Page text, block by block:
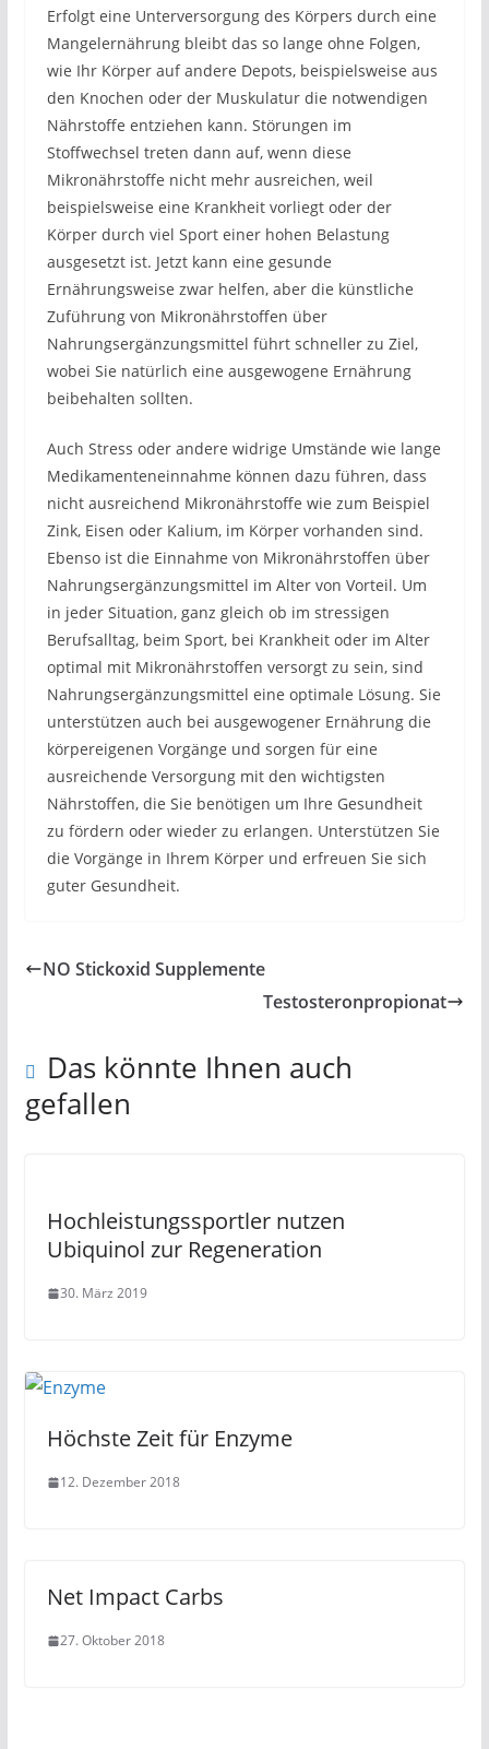
Erfolgt eine Unterversorgung des Körpers durch eine
Mangelernährung bleibt das so lange ohne Folgen,
wie Ihr Körper auf andere Depots, beispielsweise aus
den Knochen oder der Muskulatur die notwendigen
Nährstoffe entziehen kann. Störungen im
Stoffwechsel treten dann auf, wenn diese
Mikronährstoffe nicht mehr ausreichen, weil
beispielsweise eine Krankheit vorliegt oder der
Körper durch viel Sport einer hohen Belastung
ausgesetzt ist. Jetzt kann eine gesunde
Ernährungsweise zwar helfen, aber die künstliche
Zuführung von Mikronährstoffen über
Nahrungsergänzungsmittel führt schneller zu Ziel,
wobei Sie natürlich eine ausgewogene Ernährung
beibehalten sollten.
Auch Stress oder andere widrige Umstände wie lange
Medikamenteneinnahme können dazu führen, dass
nicht ausreichend Mikronährstoffe wie zum Beispiel
Zink, Eisen oder Kalium, im Körper vorhanden sind.
Ebenso ist die Einnahme von Mikronährstoffen über
Nahrungsergänzungsmittel im Alter von Vorteil. Um
in jeder Situation, ganz gleich ob im stressigen
Berufsalltag, beim Sport, bei Krankheit oder im Alter
optimal mit Mikronährstoffen versorgt zu sein, sind
Nahrungsergänzungsmittel eine optimale Lösung. Sie
unterstützen auch bei ausgewogener Ernährung die
körpereigenen Vorgänge und sorgen für eine
ausreichende Versorgung mit den wichtigsten
Nährstoffen, die Sie benötigen um Ihre Gesundheit
zu fördern oder wieder zu erlangen. Unterstützen Sie
die Vorgänge in Ihrem Körper und erfreuen Sie sich
guter Gesundheit.
NO Stickoxid Supplemente
Testosteronpropionat
Das könnte Ihnen auch
gefallen
Hochleistungssportler nutzen
Ubiquinol zur Regeneration
30. März 2019
Höchste Zeit für Enzyme
12. Dezember 2018
Net Impact Carbs
27. Oktober 2018